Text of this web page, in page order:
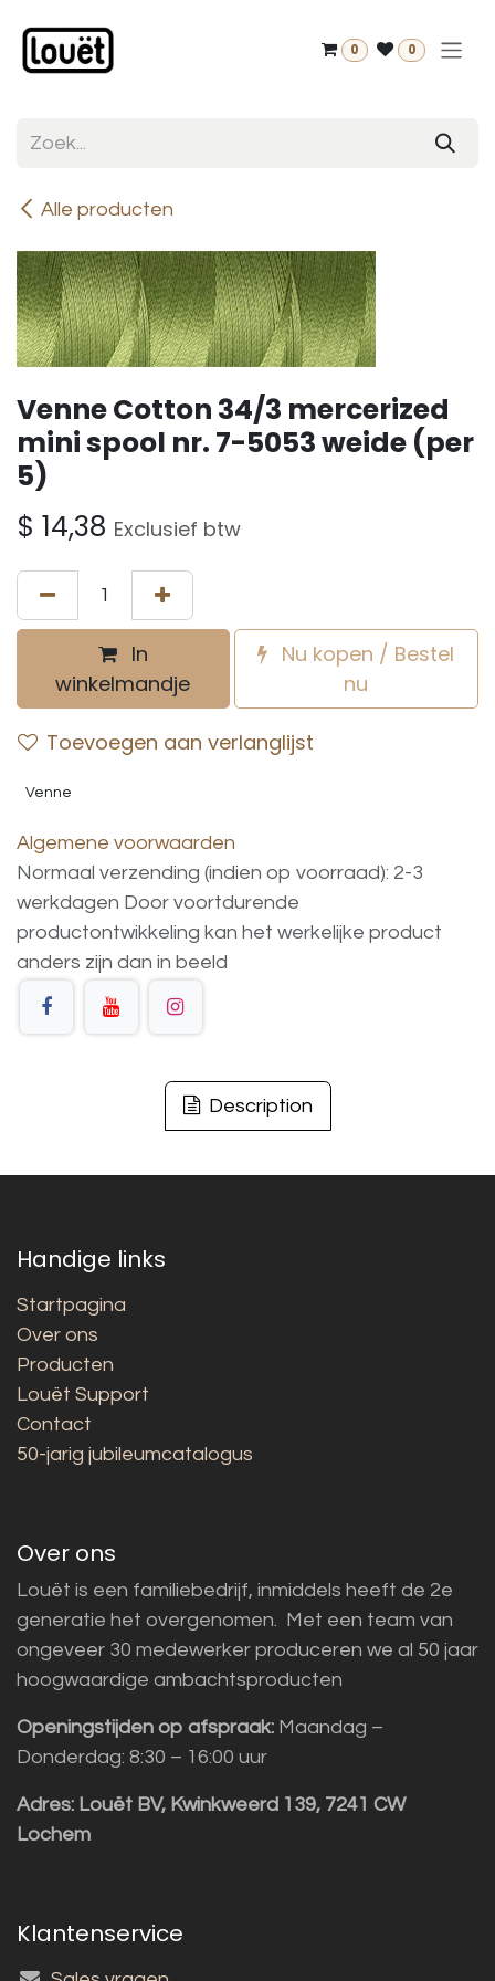
0 0
Alle producten
Venne Cotton 34/3 mercerized
mini spool nr. 7-5053 weide (per
5)
$ 14,38 Exclusief btw
In
winkelmandje
Nu kopen / Bestel
nu
Toevoegen aan verlanglijst
Venne
Algemene voorwaarden
Normaal verzending (indien op voorraad): 2-3
werkdagen Door voortdurende
productontwikkeling kan het werkelijke product
anders zijn dan in beeld
Description
Handige links
Startpagina
Over ons
Producten
Louët Support
Contact
50-jarig jubileumcatalogus
Over ons
Louët is een familiebedrijf, inmiddels heeft de 2e
generatie het overgenomen. Met een team van
ongeveer 30 medewerker produceren we al 50 jaar
hoogwaardige ambachtsproducten
Openingstijden op afspraak: Maandag –
Donderdag: 8:30 – 16:00 uur
Adres: Louët BV, Kwinkweerd 139, 7241 CW
Lochem
Klantenservice